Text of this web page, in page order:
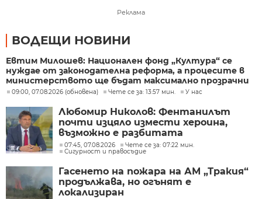
Реклама
ВОДЕЩИ НОВИНИ
Евтим Милошев: Национален фонд „Култура“ се
нуждае от законодателна реформа, а процесите в
министерството ще бъдат максимално прозрачни
09:00, 07.08.2026 (обновена) Чете се за: 13:57 мин. У нас
Любомир Николов: Фентанилът
почти изцяло измести хероина,
възможно е разбитата
лаборатория да е единствената у
нас
07:45, 07.08.2026
Чете се за: 07:22 мин.
Сигурност и правосъдие
Гасенето на пожара на АМ „Тракия“
продължава, но огънят е
локализиран